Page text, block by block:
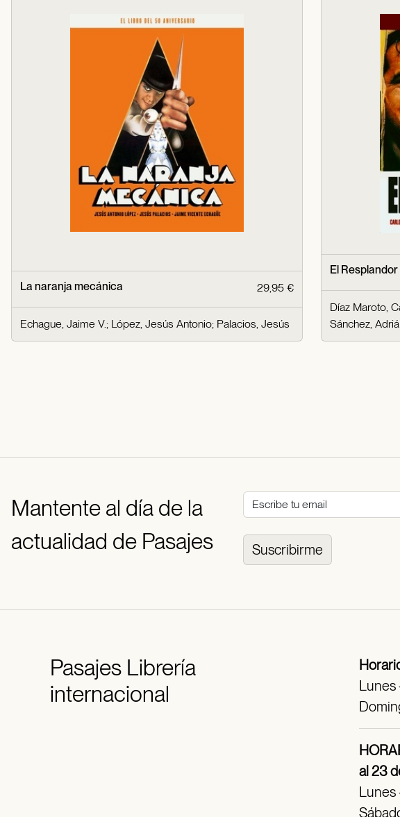
La naranja mecánica 29,95 €
Echague, Jaime V.; López, Jesús Antonio; Palacios, Jesús
El Resplandor
Díaz Maroto,
Sánchez,
Mantente al día de la
actualidad de Pasajes
Suscribirme
PasajesLibrería
internacional
Lunes
al 23
Lunes